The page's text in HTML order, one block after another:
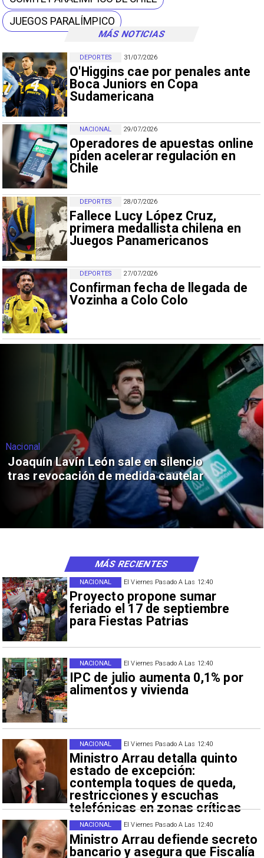
MÁS NOTICIAS
31/07/2026
O'Higgins cae por penales ante
Boca Juniors en Copa
Sudamericana
DEPORTES
29/07/2026
Operadores de apuestas online
piden acelerar regulación en
Chile
NACIONAL
28/07/2026
Fallece Lucy López Cruz,
primera medallista chilena en
Juegos Panamericanos
DEPORTES
27/07/2026
Confirman fecha de llegada de
Vozinha a Colo Colo
DEPORTES
JUEGOS PARALÍMPICO
Nacional
Joaquín Lavín León sale en silencio
tras revocación de medida cautelar
El Viernes Pasado A Las 12:40
Proyecto propone sumar
feriado el 17 de septiembre
para Fiestas Patrias
NACIONAL
El Viernes Pasado A Las 12:40
IPC de julio aumenta 0,1% por
alimentos y vivienda
NACIONAL
El Viernes Pasado A Las 12:40
Ministro Arrau detalla quinto
estado de excepción:
contempla toques de queda,
restricciones y escuchas
telefónicas en zonas críticas
NACIONAL
El Viernes Pasado A Las 12:40
Ministro Arrau defiende secreto
bancario y asegura que Fiscalía
NACIONAL
MÁS RECIENTES